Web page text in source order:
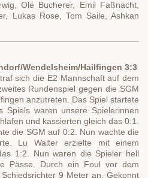
Ole Bucherer, Emil Faßnacht,
Lukas Rose, Tom Saile, Ashkan
Wendelsheim/Hailfingen 3:3
sich die E2 Mannschaft auf dem
Rundenspiel gegen die SGM
anzutreten. Das Spiel startete
Spiels waren unsere Spielerinnen
und kassierten gleich das 0:1.
die SGM auf 0:2. Nun wachte die
Lu Walter erzielte mit einem
1:2. Nun waren die Spieler hell
Pässe. Durch ein Foul vor dem
9 Meter an. Gekonnt